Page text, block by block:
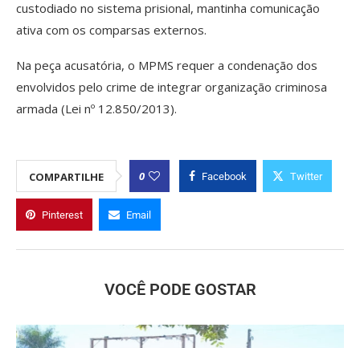
custodiado no sistema prisional, mantinha comunicação
ativa com os comparsas externos.
Na peça acusatória, o MPMS requer a condenação dos
envolvidos pelo crime de integrar organização criminosa
armada (Lei nº 12.850/2013).
COMPARTILHE 0 Facebook Twitter
Pinterest Email
VOCÊ PODE GOSTAR